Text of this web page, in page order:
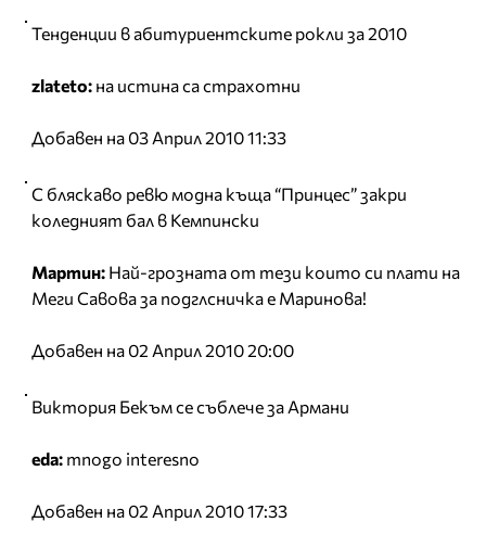
Тенденции в абитуриентските рокли за 2010
zlateto: на истина са страхотни
Добавен на 03 Април 2010 11:33
С бляскаво ревю модна къща “Принцес” закри
коледният бал в Кемпински
Мартин: Най-грозната от тези които си плати на
Меги Савова за подглсничка е Маринова!
Добавен на 02 Април 2010 20:00
Виктория Бекъм се съблече за Армани
eda: mnogo interesno
Добавен на 02 Април 2010 17:33